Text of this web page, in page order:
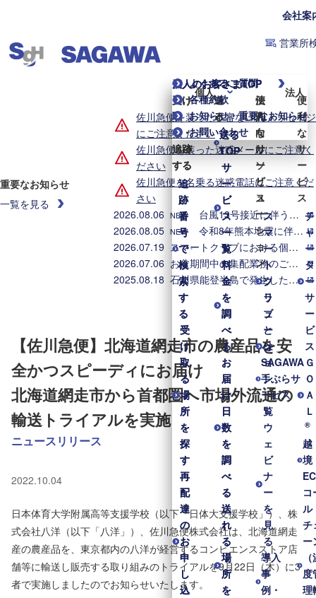
会社案
営業所
個人
個人のお客さまTOP
受け
取
る・
追跡
する
追
跡
番
号
で
検
索
す
る
受
け
取
る
場
所
を
探
す
再
配
達
の
お
申
し
込
送
る
送る
TOP
サ
ー
ビ
ス
一
覧
料
金
を
調
べ
る
お
届
け
日
数
を
調
べ
る
送
れ
る
場
所
を
便
利
な
サ
ー
ビ
ス
ス
マ
ー
ト
ク
ラ
ブ
と
は
SAGAWA
手ぶらサ
ービス
法人
法人のお客さまTOP
受け
取
る・
追跡
する
追
跡
番
号
で
検
索
す
る
受
け
取
る
場
所
を
探
す
再
配
達
の
お
申
し
込
送
る
送る
TOP
サ
ー
ビ
ス
一
覧
料
金
を
調
べ
る
お
届
け
日
数
を
調
べ
る
送
れ
る
場
所
を
法
人
向
け
ソ
リ
ュ
ー
シ
ョ
ン
ソ
リ
ュ
ー
シ
ョ
ン
一
覧
ウ
ェ
ビ
ナ
ー
を
見
る
導入
事
例・
便
利
な
サ
ー
ビ
ス
チ
ャ
ー
タ
ー
サ
ー
ビ
ス
Ｇ
Ｏ
Ａ
Ｌ
®
越
境
EC
コ
ル
チ
ー
度
理
よくあるご質問
各種約款
お知らせ・重要なお知らせ
お問い合わせ
重要なお知らせ
一覧を見る
佐川急便を装った不審なLINEメッセージ
にご注意ください
佐川急便を装った迷惑メールにご注意く
ださい
佐川急便を名乗る迷惑電話にご注意くだ
さい
2026.08.06 NEW
台風13号接近に伴う集配業務への影響について（2026年8月6日8時時点）
2026.08.05 NEW
令和8年熊本地震に伴う集配への影響について（2026年8月5日8時時点）
2026.07.19
スマートクラブにおける個人情報漏えいに関するお詫びとお知らせ
2026.07.06
お盆期間中の集配業務のご案内
2025.08.18
石川県能登半島で発生した地震・大雨に伴う配送への影響について
【佐川急便】北海道網走市の農産品を安
全かつスピーディにお届け
北海道網走市から首都圏へ市場外流通の
輸送トライアルを実施
ニュースリリース
2022.10.04
日本体育大学附属高等支援学校（以下「日体大支援学校」）、株
式会社八洋（以下「八洋」）、佐川急便株式会社は、北海道網走
産の農産品を、東京都内の八洋が経営するコンビエンスストア店
舗等に輸送し販売する取り組みのトライアルを9月22日（木）に3
者で実施しましたのでお知らせいたします。